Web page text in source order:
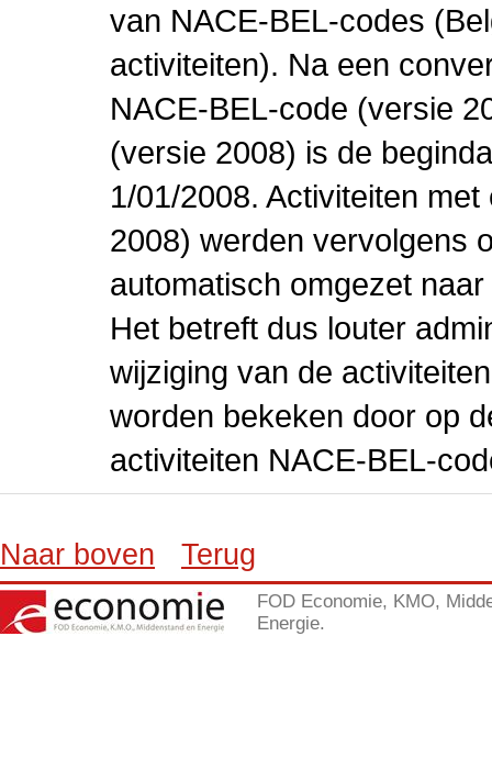
van NACE-BEL-codes
activiteiten). Na een
NACE-BEL-code (versie
(versie 2008) is de
1/01/2008. Activiteiten
2008) werden vervolgens
automatisch omgezet
Het betreft dus louter
wijziging van de
worden bekeken door op
activiteiten NACE-BEL-
Naar boven Terug
FOD Economie, KMO,
Energie.